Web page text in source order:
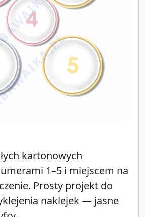
kartonowych
1–5 i miejscem na
Prosty projekt do
naklejek — jasne